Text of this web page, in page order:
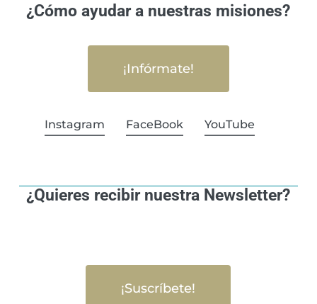
¿Cómo ayudar a nuestras misiones?
¡Infórmate!
Instagram FaceBook YouTube
¿Quieres recibir nuestra Newsletter?
¡Suscríbete!